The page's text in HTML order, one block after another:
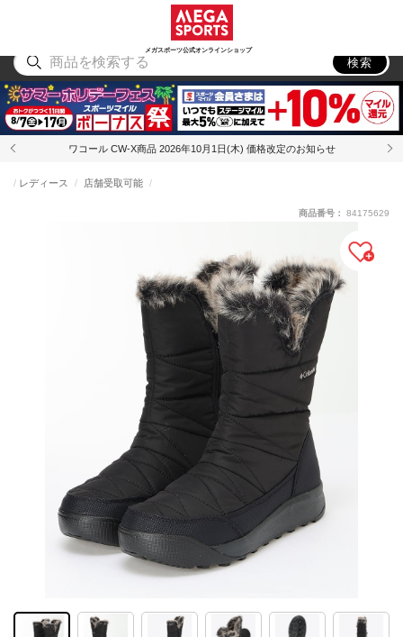
メガスポーツ公式オンラインショップ
アウトドア
検索
ワコール CW-X商品 2026年10月1日(木) 価格改定のお知らせ
レディース 店舗受取可能
商品番号： 84175629